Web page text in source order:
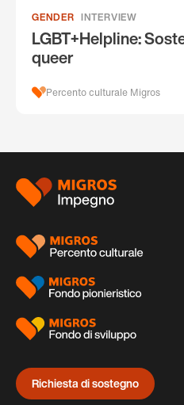
GENDER INTERVIEW
LGBT+Helpline:
queer
Percento culturale Migros
Piè
pagina
Richiesta di sostegno